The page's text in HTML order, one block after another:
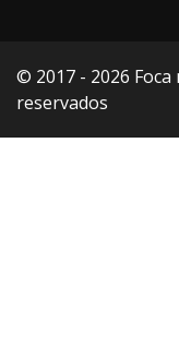
© 2017 - 2026
reservados